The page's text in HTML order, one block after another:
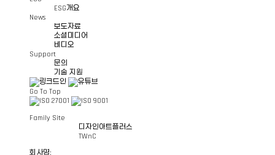
ESG개요
News
보도자료
소셜미디어
비디오
Support
문의
기술 지원
Go To Top
Family Site
디자인아트플러스
TWnC
회사명: